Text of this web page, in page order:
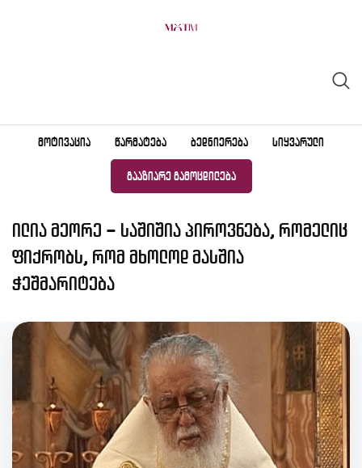
ᲛᲝᲢᲘᲕᲐᲪᲘᲐ ᲬᲐᲠᲛᲐᲢᲔᲑᲐ ᲑᲔᲓᲜᲘᲔᲠᲔᲑᲐ ᲡᲘᲧᲕᲐᲠᲣᲚᲘ
ᲒᲐᲐᲖᲘᲐᲠᲔ ᲒᲐᲛᲝᲪᲓᲘᲚᲔᲑᲐ
ილია მეორე – საშიშია პიროვნება, რომელიც
ფიქრობს, რომ მხოლოდ მასშია
ჭეშმარიტება